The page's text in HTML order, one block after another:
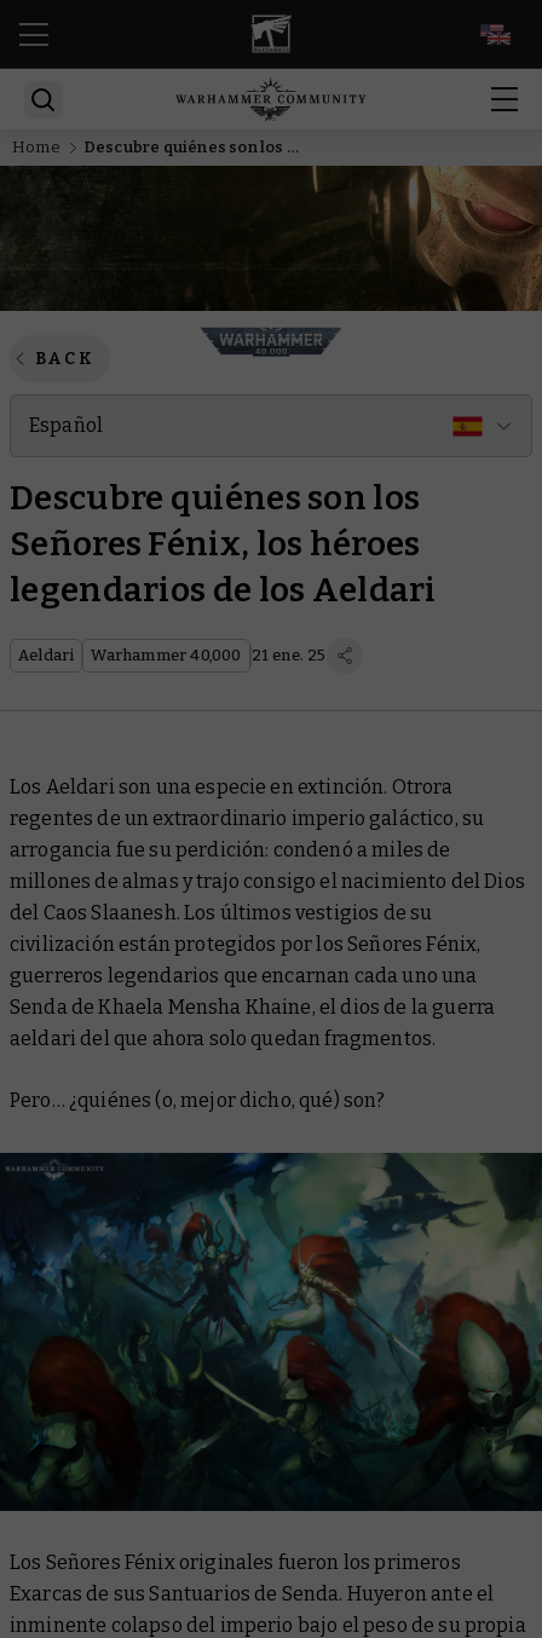
Home Descubre quiénes son los Señores Fénix, los héroes legendarios de los Aeldari
BACK
Español
Descubre quiénes son los
Señores Fénix, los héroes
legendarios de los Aeldari
Aeldari Warhammer 40,000 21 ene. 25
Los Aeldari son una especie en extinción. Otrora
regentes de un extraordinario imperio galáctico, su
arrogancia fue su perdición: condenó a miles de
millones de almas y trajo consigo el nacimiento del Dios
del Caos Slaanesh. Los últimos vestigios de su
civilización están protegidos por los Señores Fénix,
guerreros legendarios que encarnan cada uno una
Senda de Khaela Mensha Khaine, el dios de la guerra
aeldari del que ahora solo quedan fragmentos.
Pero… ¿quiénes (o, mejor dicho, qué) son?
Los Señores Fénix originales fueron los primeros
Exarcas de sus Santuarios de Senda. Huyeron ante el
inminente colapso del imperio bajo el peso de su propia